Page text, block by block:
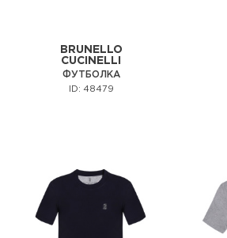
BRUNELLO
CUCINELLI
ФУТБОЛКА
ID: 48479